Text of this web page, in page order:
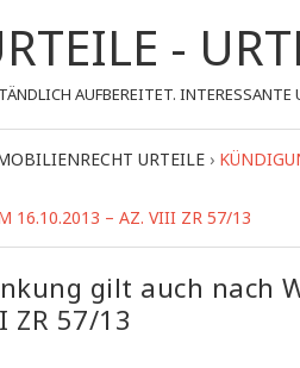
-
AUFBEREITET.
URTEILE ›
16.10.2013 – AZ. VIII ZR 57/13
gilt auch nach
ZR 57/13